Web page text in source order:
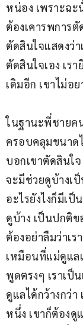
หน่อง เพราะฉะ
ต้องเคารพการตั
ตัดสินใจแสดงว่
ตัดสินใจเอง เร
เดิมอีก เขาไม่อ
ในฐานะพี่ชายค
ครอบคลุมขนาด
บอกเขาตัดสินใ
จะมีช่วยดูบ้างเ
อะไรยังไงก็มีเ
ดูบ้าง เป็นปกติ
ต้องอย่าลืมว่าเ
เหมือนที่แม่ดูแล
พูดตรงๆ เราเป็
ดูแลได้กว้างกว่
หนึ่ง เขาก็ต้องดู